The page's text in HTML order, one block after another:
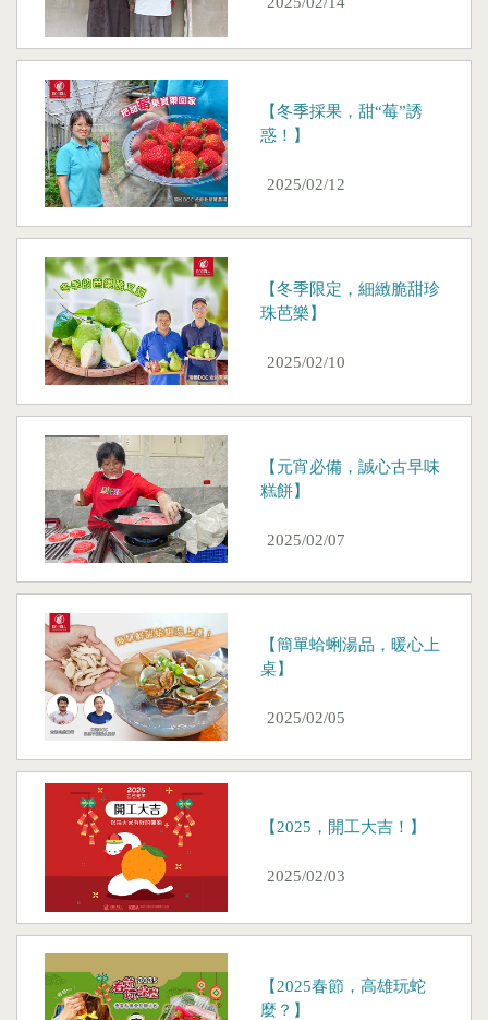
【冬季採果，甜“莓”誘
惑！】
2025/02/12
【冬季限定，細緻脆甜珍
珠芭樂】
2025/02/10
【元宵必備，誠心古早味
糕餅】
2025/02/07
【簡單蛤蜊湯品，暖心上
桌】
2025/02/05
【2025，開工大吉！】
2025/02/03
【2025春節，高雄玩蛇
麼？】